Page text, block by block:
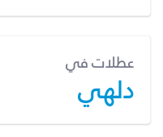
عطلات في
دلهي